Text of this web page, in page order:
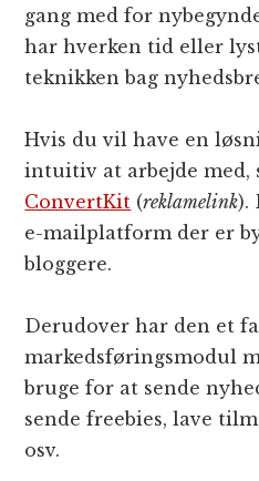
gang med for
har hverken tid eller
teknikken bag
Hvis du vil have en
intuitiv at arbejde med,
ConvertKit (reklamelink).
e-mailplatform der er
bloggere.
Derudover har den et
markedsføringsmodul
bruge for at sende
sende freebies, lave
osv.